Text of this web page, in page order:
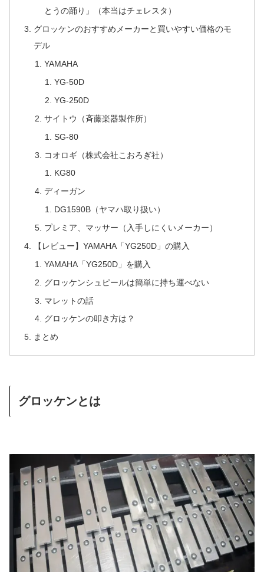
とうの踊り」（本当はチェレスタ）
グロッケンのおすすめメーカーと買いやすい価格のモ
デル
YAMAHA
YG-50D
YG-250D
サイトウ（斉藤楽器製作所）
SG-80
コオロギ（株式会社こおろぎ社）
KG80
ディーガン
DG1590B（ヤマハ取り扱い）
プレミア、マッサー（入手しにくいメーカー）
【レビュー】YAMAHA「YG250D」の購入
YAMAHA「YG250D」を購入
グロッケンシュピールは簡単に持ち運べない
マレットの話
グロッケンの叩き方は？
まとめ
グロッケンとは